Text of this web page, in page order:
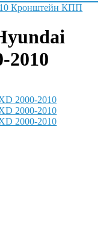
Кронштейн КПП
2010